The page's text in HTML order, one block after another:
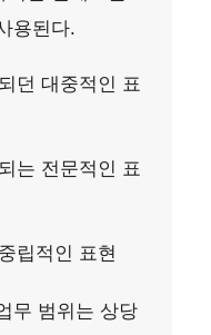
용된다.
던 대중적인 표
는 전문적인 표
립적인 표현
무 범위는 상당